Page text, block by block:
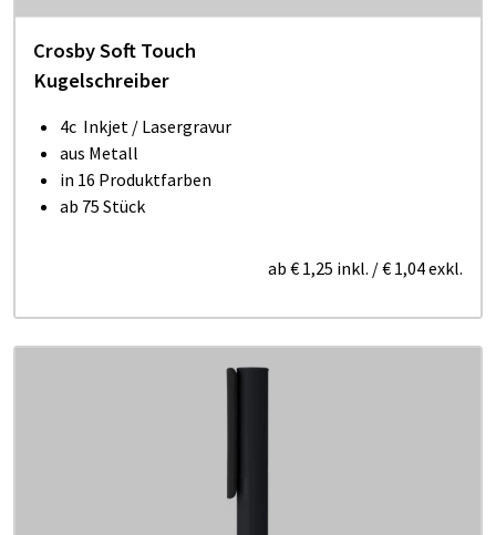
Crosby Soft Touch
Kugelschreiber
4c Inkjet / Lasergravur
aus Metall
in 16 Produktfarben
ab 75 Stück
ab € 1,25 inkl. /€ 1,04exkl.